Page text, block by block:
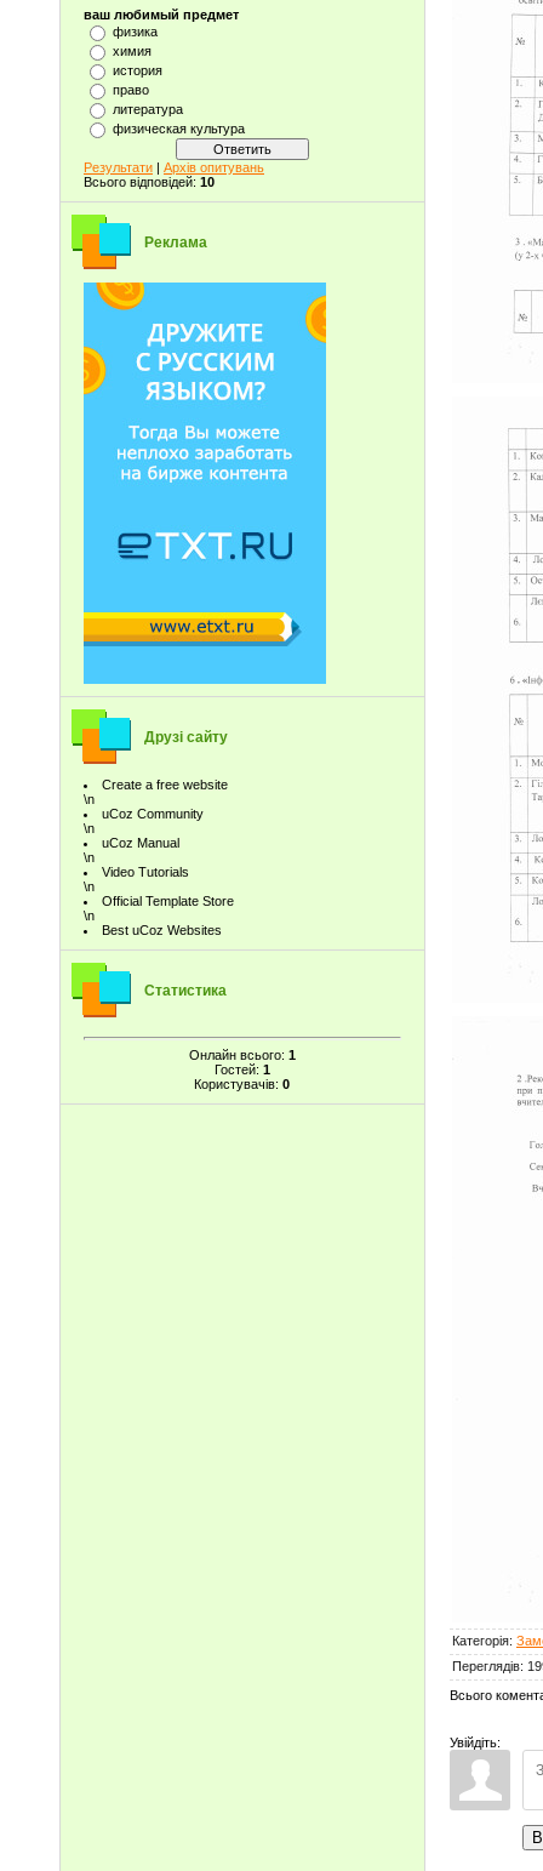
ваш любимый предмет
физика
химия
история
право
литература
физическая культура
Результати | Архів опитувань
Всього відповідей: 10
Реклама
Друзі сайту
Create a free website
\n
uCoz Community
\n
uCoz Manual
\n
Video Tutorials
\n
Official Template Store
\n
Best uCoz Websites
Статистика
Онлайн всього: 1
Гостей: 1
Користувачів:0
Категорія:
Переглядів:
Всього
Увійдіть: